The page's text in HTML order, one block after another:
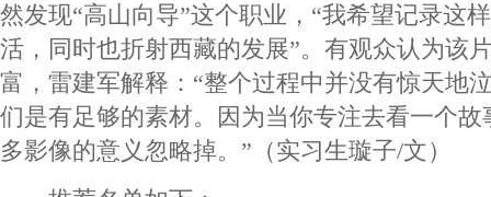
然发现“高山向导”这个职业，“我希望记录这
活，同时也折射西藏的发展”。有观众认为该
富，雷建军解释：“整个过程中并没有惊天地
们是有足够的素材。因为当你专注去看一个
多影像的意义忽略掉。”（实习生璇子/文）